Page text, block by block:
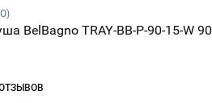
BelBagno TRAY-BB-P-90-15-W